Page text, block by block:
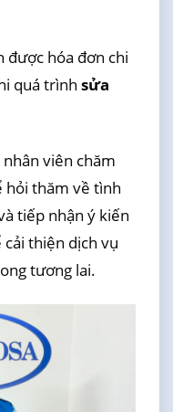
được hóa đơn chi
quá trình sửa
nhân viên chăm
hỏi thăm về tình
tiếp nhận ý kiến
cải thiện dịch vụ
tương lai.